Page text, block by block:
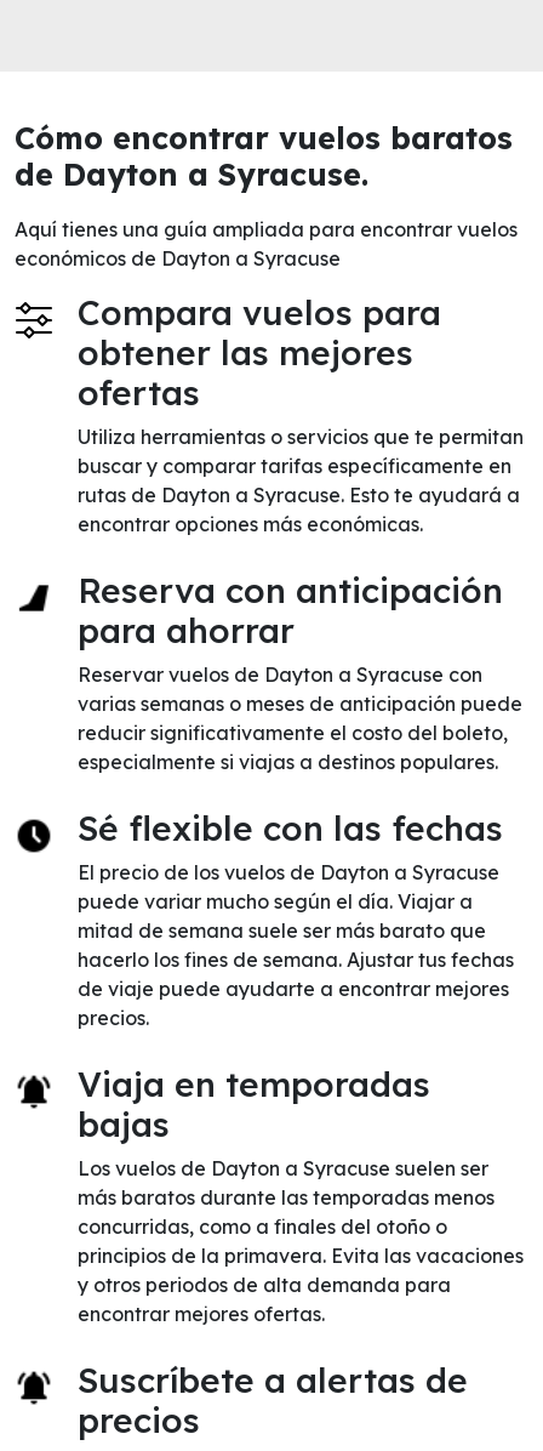
Cómo encontrar vuelos baratos
de Dayton a Syracuse.
Aquí tienes una guía ampliada para encontrar vuelos
económicos de Dayton a Syracuse
Compara vuelos para
obtener las mejores
ofertas
Utiliza herramientas o servicios que te permitan
buscar y comparar tarifas específicamente en
rutas de Dayton a Syracuse. Esto te ayudará a
encontrar opciones más económicas.
Reserva con anticipación
para ahorrar
Reservar vuelos de Dayton a Syracuse con
varias semanas o meses de anticipación puede
reducir significativamente el costo del boleto,
especialmente si viajas a destinos populares.
Sé flexible con las fechas
El precio de los vuelos de Dayton a Syracuse
puede variar mucho según el día. Viajar a
mitad de semana suele ser más barato que
hacerlo los fines de semana. Ajustar tus fechas
de viaje puede ayudarte a encontrar mejores
precios.
Viaja en temporadas
bajas
Los vuelos de Dayton a Syracuse suelen ser
más baratos durante las temporadas menos
concurridas, como a finales del otoño o
principios de la primavera. Evita las vacaciones
y otros periodos de alta demanda para
encontrar mejores ofertas.
Suscríbete a alertas de
precios